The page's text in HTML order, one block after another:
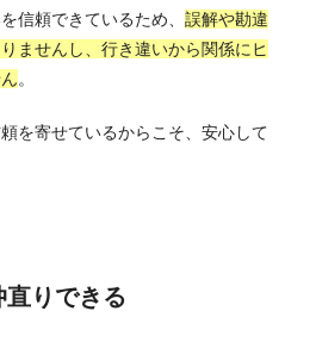
信頼できているため、 誤解や勘違
ませんし、行き違いから関係にヒ
。
を寄せているからこそ、安心して
直りできる